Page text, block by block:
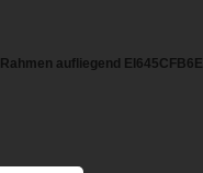
aufliegend EI645CFB6E